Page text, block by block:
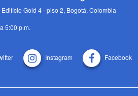
Gold 4 - piso 2, Bogotá, Colombia
5:00 p.m.
Instagram Facebook